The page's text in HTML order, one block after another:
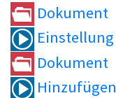
Dokument
Dokument